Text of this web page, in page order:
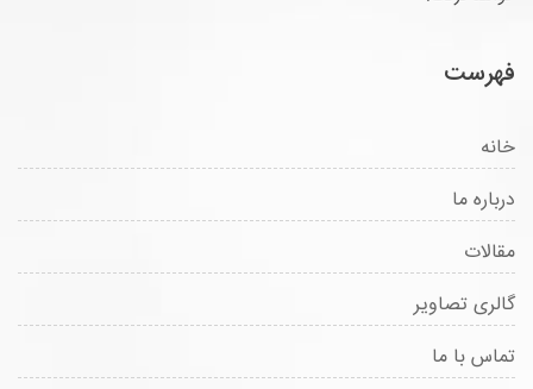
فهرست
خانه
درباره ما
مقالات
گالری تصاویر
تماس با ما